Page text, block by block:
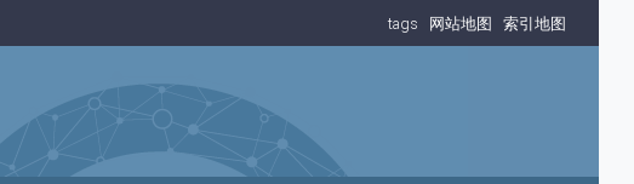
tags 网站地图 索引地图